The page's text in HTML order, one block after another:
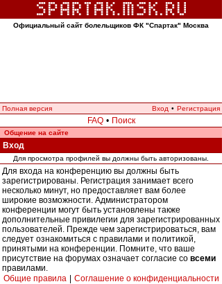
Официальный сайт болельщиков ФК "Спартак" Москва
Полная версия Вход • Регистрация
FAQ • Поиск
Общение на сайте
Вход
Для просмотра профилей вы должны быть авторизованы.
Для входа на конференцию вы должны быть
зарегистрированы. Регистрация занимает всего
несколько минут, но предоставляет вам более
широкие возможности. Администратором
конференции могут быть установлены также
дополнительные привилегии для зарегистрированных
пользователей. Прежде чем зарегистрироваться, вам
следует ознакомиться с правилами и политикой,
принятыми на конференции. Помните, что ваше
присутствие на форумах означает согласие со всеми
правилами.
Общие правила
Соглашение о конфиденциальности